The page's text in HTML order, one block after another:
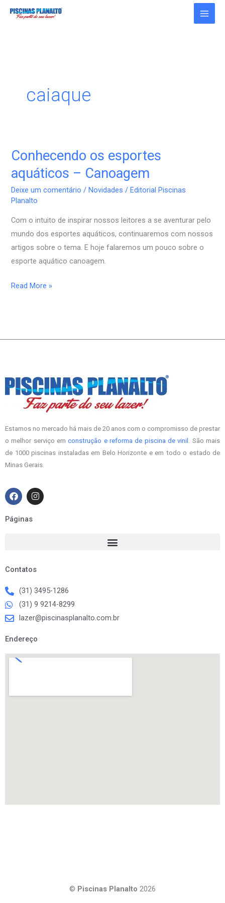
caiaque
Conhecendo os esportes
aquáticos – Canoagem
Deixe um comentário /Novidades /Editorial Piscinas
Planalto
Com o intuito de inspirar nossos leitores a se aventurar pelo
mundo dos esportes aquáticos, continuaremos com nossos
artigos sobre o tema. E hoje falaremos um pouco sobre o
esporte aquático canoagem.
Conhecendo
esportes
aquáticos
Canoagem
Read More »
Estamos no mercado há mais de 20 anos com o compromisso de prestar
o melhor serviço emconstrução e reforma de piscina de vinil . São mais
de 1000 piscinas instaladas em Belo Horizonte e em todo o estado de
Minas Gerais.
F
a
c
e
b
I
n
s
Páginas
Contatos
(31) 3495-1286
(31) 9 9214-8299
lazer@piscinasplanalto.com.br
Endereço
© Piscinas Planalto 2026